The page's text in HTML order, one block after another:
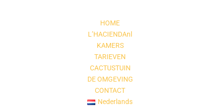
HOME
L’HACIENDAnl
KAMERS
TARIEVEN
CACTUSTUIN
DE OMGEVING
CONTACT
Nederlands